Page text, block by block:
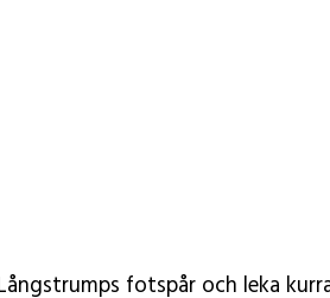
fotspår och leka